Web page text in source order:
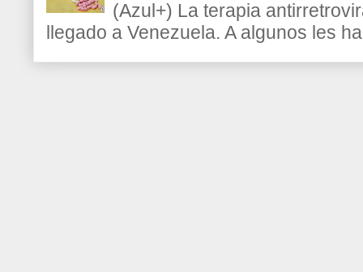
(Azul+) La terapia
llegado a Venezuela. A algunos les